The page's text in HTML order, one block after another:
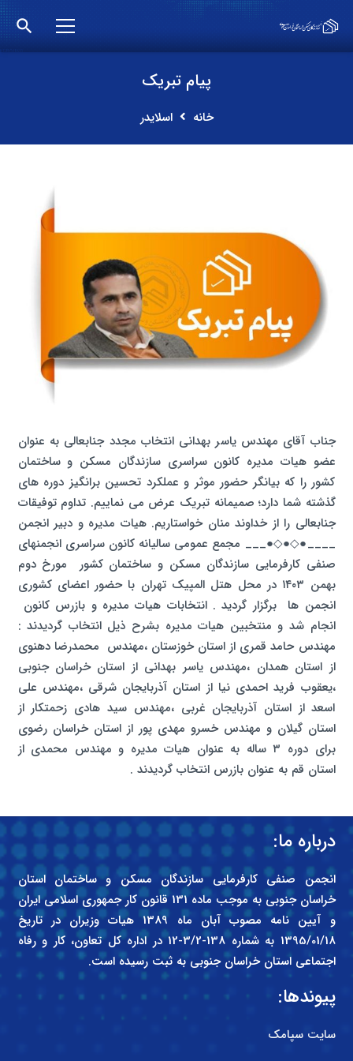
search
پیام تبریک
خانه اسلایدر
جناب آقای مهندس یاسر بهدانی انتخاب مجدد جنابعالی به عنوان
عضو هیات مدیره کانون سراسری سازندگان مسکن و ساختمان
کشور را که بیانگر حضور موثر و عملکرد تحسین برانگیز دوره های
گذشته شما دارد؛ صمیمانه تبریک عرض می نماییم. تداوم توفیقات
جنابعالی را از خداوند منان خواستاریم. هیات مدیره و دبیر انجمن
____●◇●◇●___ مجمع عمومی سالیانه کانون سراسری انجمنهای
صنفی کارفرمایی سازندگان مسکن و ساختمان کشور مورخ دوم
بهمن ۱۴۰۳ در محل هتل المپیک تهران با حضور اعضای کشوری
انجمن ها برگزار گردید . انتخابات هیات مدیره و بازرس کانون
انجام شد و منتخبین هیات مدیره بشرح ذیل انتخاب گردیدند :
مهندس حامد قمری از استان خوزستان ،مهندس محمدرضا دهنوی
از استان همدان ،مهندس یاسر بهدانی از استان خراسان جنوبی
،یعقوب فرید احمدی نیا از استان آذربایجان شرقی ،مهندس علی
اسعد از استان آذربایجان غربی ،مهندس سید هادی زحمتکار از
استان گیلان و مهندس خسرو مهدی پور از استان خراسان رضوی
برای دوره ۳ ساله به عنوان هیات مدیره و مهندس محمدی از
استان قم به عنوان بازرس انتخاب گردیدند .
درباره ما:
انجمن صنفی کارفرمایی سازندگان مسکن و ساختمان استان
خراسان جنوبی به موجب ماده 131 قانون کار جمهوری اسلامی ایران
و آیین نامه مصوب آبان ماه 1389 هیات وزیران در تاریخ
1395/01/18 به شماره 138-3/2-12 در اداره کل تعاون، کار و رفاه
اجتماعی استان خراسان جنوبی به ثبت رسیده است.
پیوندها:
سایت سپامک